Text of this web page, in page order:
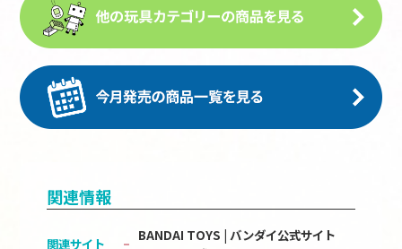
関連情報
関連サイト
BANDAI TOYS | バンダイ公式サイト